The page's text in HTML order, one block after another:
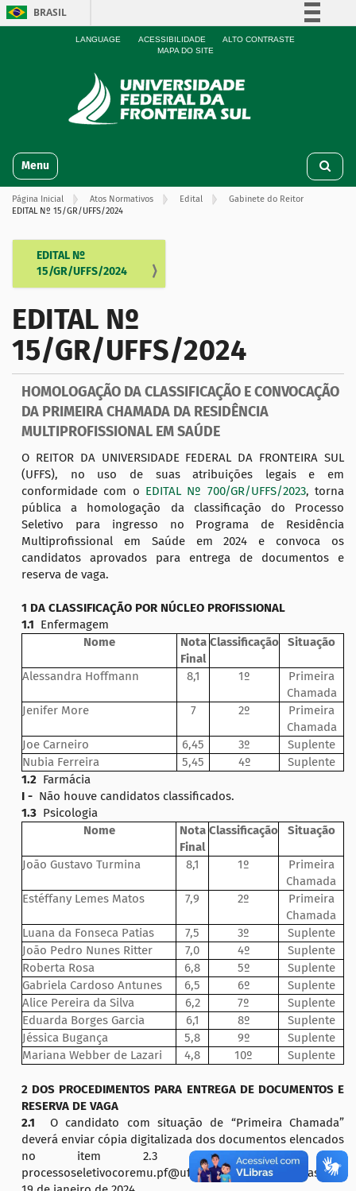
BRASIL
Simplifique!
Participe
Acesso à informação
LANGUAGE ACESSIBILIDADE
ALTO CONTRASTE
MAPA DO SITE
v
Toggle navigation
Página Inicial Atos Normativos Edital
Gabinete do Reitor
EDITAL Nº 15/GR/UFFS/2024
e
g
a
ç
ã
o
EDITAL Nº
15/GR/UFFS/2024
EDITAL Nº
15/GR/UFFS/2024
HOMOLOGAÇÃO DA CLASSIFICAÇÃO E CONVOCAÇÃO
DA PRIMEIRA CHAMADA DA RESIDÊNCIA
MULTIPROFISSIONAL EM SAÚDE
O REITOR DA UNIVERSIDADE FEDERAL DA FRONTEIRA SUL
(UFFS), no uso de suas atribuições legais e em
conformidade com o EDITAL Nº 700/GR/UFFS/2023, torna
pública a homologação da classificação do Processo
Seletivo para ingresso no Programa de Residência
Multiprofissional em Saúde em 2024 e convoca os
candidatos aprovados para entrega de documentos e
reserva de vaga.
1 DA CLASSIFICAÇÃO POR NÚCLEO PROFISSIONAL
1.1 Enfermagem
Nome
Nota
Final
Classificação Situação
Alessandra Hoffmann 8,1 1º
Primeira
Chamada
Jenifer More
7 2º
Primeira
Chamada
Joe Carneiro
6,45 3º
Suplente
Nubia Ferreira
5,45 4º
Suplente
1.2 Farmácia
I - Não houve candidatos classificados.
1.3 Psicologia
Nome
Nota
Final
Classificação Situação
João Gustavo Turmina 8,1 1º
Primeira
Chamada
Estéffany Lemes Matos
7,9 2º
Primeira
Chamada
Luana da Fonseca Patias
7,5 3º
Suplente
João Pedro Nunes Ritter
7,0 4º
Suplente
Roberta Rosa
6,8 5º
Suplente
Gabriela Cardoso Antunes
6,5 6º
Suplente
Alice Pereira da Silva
6,2 7º
Suplente
Eduarda Borges Garcia
6,1 8º
Suplente
Jéssica Bugança
5,8 9º
Suplente
Mariana Webber de Lazari
4,8 10º Suplente
2 DOS PROCEDIMENTOS PARA ENTREGA DE DOCUMENTOS E
RESERVA DE VAGA
2.1
O candidato com situação de “Primeira Chamada”
deverá enviar cópia digitalizada dos documentos elencados
no item 2.3 peloe-mail <
processoseletivocoremu.pf@uffs.edu.br> entre os dias 15 e